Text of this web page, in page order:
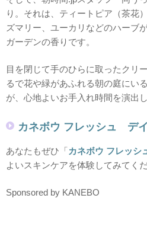
り。それは、ティートピア（茶花
ズマリー、ユーカリなどのハーブ
ガーデンの香りです。
目を閉じて手のひらに取ったクリ
るで花や緑があふれる朝の庭にい
が、心地よいお手入れ時間を演出
カネボウ フレッシュ デ
あなたもぜひ「カネボウ フレッシ
よいスキンケアを体験してみてくだ
Sponsored by KANEBO